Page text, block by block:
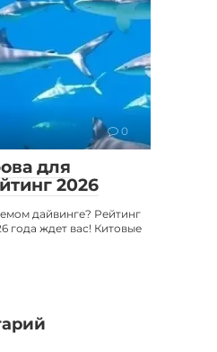
0
для
2026
дайвинге? Рейтинг
года ждет вас! Китовые